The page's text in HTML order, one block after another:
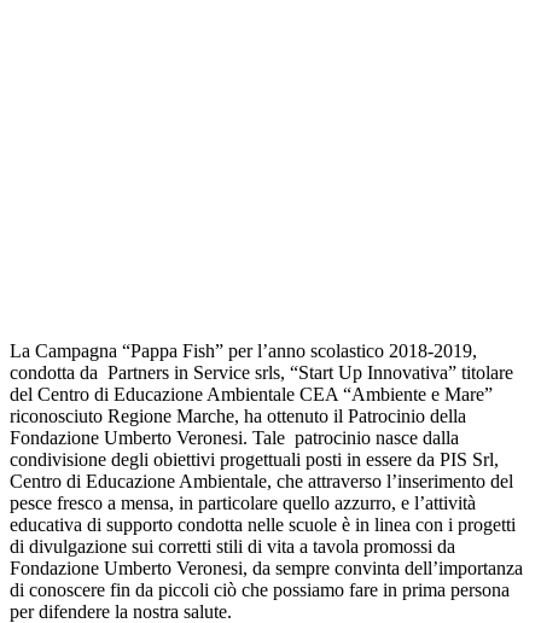
La Campagna “Pappa Fish” per l’anno scolastico 2018-2019,
condotta da Partners in Service srls, “Start Up Innovativa” titolare
del Centro di Educazione Ambientale CEA “Ambiente e Mare”
riconosciuto Regione Marche, ha ottenuto il Patrocinio della
Fondazione Umberto Veronesi. Tale patrocinio nasce dalla
condivisione degli obiettivi progettuali posti in essere da PIS Srl,
Centro di Educazione Ambientale, che attraverso l’inserimento del
pesce fresco a mensa, in particolare quello azzurro, e l’attività
educativa di supporto condotta nelle scuole è in linea con i progetti
di divulgazione sui corretti stili di vita a tavola promossi da
Fondazione Umberto Veronesi, da sempre convinta dell’importanza
di conoscere fin da piccoli ciò che possiamo fare in prima persona
per difendere la nostra salute.